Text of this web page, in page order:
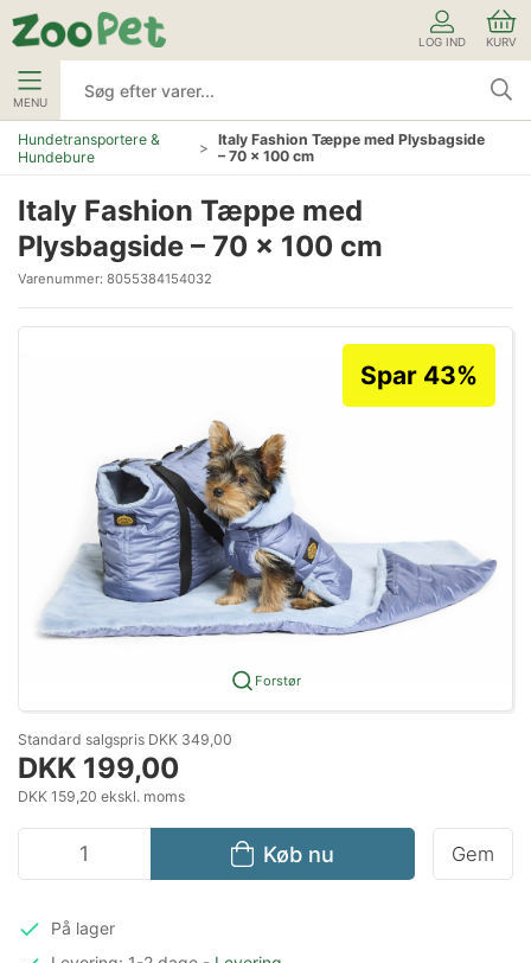
LOG IND KURV
MENU
Hundetransportere &
Hundebure
Italy Fashion Tæppe med Plysbagside
– 70 × 100 cm
Italy Fashion Tæppe med
Plysbagside – 70 × 100 cm
Varenummer: 8055384154032
Forstør
Spar 43%
Standard salgspris DKK 349,00
DKK 199,00
DKK 159,20 ekskl. moms
Køb nu Gem
På lager